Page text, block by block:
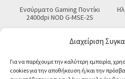
Διαχείριση
Για να παρέχουμε την καλύτερη εμπειρία,
cookies για την αποθήκευση ή/και την
Ενσύρματο Gaming Ποντίκι
2400dpi NOD G-MSE-2S
€9.90